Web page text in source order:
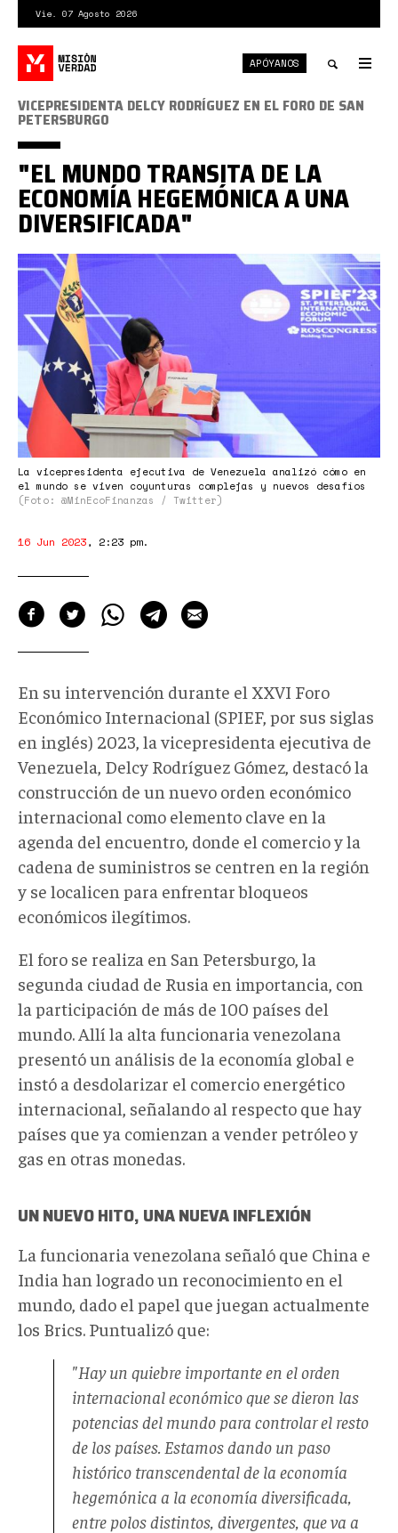
contenido
principal
Vie. 07 Agosto 2026
Toggle
APÓYANOS
delcy
foro
san
petersburgo.jpeg
La vicepresidenta ejecutiva de Venezuela analizó cómo en
el mundo se viven coyunturas complejas y nuevos desafíos
(Foto: @MinEcoFinanzas / Twitter)
VICEPRESIDENTA DELCY RODRÍGUEZ EN EL FORO DE SAN
PETERSBURGO
"EL MUNDO TRANSITA DE LA
ECONOMÍA HEGEMÓNICA A UNA
DIVERSIFICADA"
16 Jun 2023, 2:23 pm.
En su intervención durante el XXVI Foro
Económico Internacional (SPIEF, por sus siglas
en inglés) 2023, la vicepresidenta ejecutiva de
Venezuela, Delcy Rodríguez Gómez, destacó la
construcción de un nuevo orden económico
internacional como elemento clave en la
agenda del encuentro, donde el comercio y la
cadena de suministros se centren en la región
y se localicen para enfrentar bloqueos
económicos ilegítimos.
El foro se realiza en San Petersburgo, la
segunda ciudad de Rusia en importancia, con
la participación de más de 100 países del
mundo. Allí la alta funcionaria venezolana
presentó un análisis de la economía global e
instó a desdolarizar el comercio energético
internacional, señalando al respecto que hay
países que ya comienzan a vender petróleo y
gas en otras monedas.
UN NUEVO HITO, UNA NUEVA INFLEXIÓN
La funcionaria venezolana señaló que China e
India han logrado un reconocimiento en el
mundo, dado el papel que juegan actualmente
los Brics. Puntualizó que:
"Hay un quiebre importante en el orden
internacional económico que se dieron las
potencias del mundo para controlar el resto
de los países. Estamos dando un paso
histórico transcendental de la economía
hegemónica a la economía diversificada,
entre polos distintos, divergentes, que va a